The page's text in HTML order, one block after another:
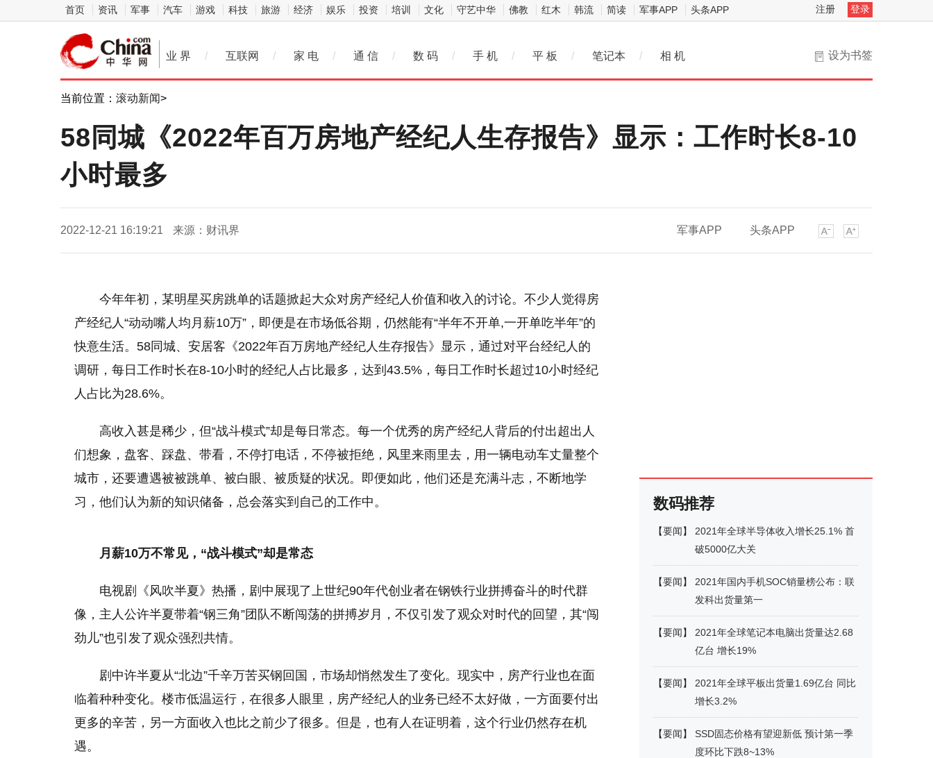
首页 资讯 军事 汽车 游戏 科技 旅游 经济 娱乐 投资 培训 文化 守艺中华 佛教 红木 韩流 简读 军事APP 头条APP 注册 登录
设为书签
业 界 / 互联网 / 家 电 / 通 信 / 数 码 / 手 机 / 平 板 / 笔记本 / 相 机
当前位置： 滚动新闻>
58同城《2022年百万房地产经纪人生存报告》显示：工作时长8-10
小时最多
2022-12-21 16:19:21 来源：财讯界 军事APP 头条APP
今年年初，某明星买房跳单的话题掀起大众对房产经纪人价值和收入的讨论。不少人觉得房
产经纪人“动动嘴人均月薪10万”，即便是在市场低谷期，仍然能有“半年不开单,一开单吃半年”的
快意生活。58同城、安居客《2022年百万房地产经纪人生存报告》显示，通过对平台经纪人的
调研，每日工作时长在8-10小时的经纪人占比最多，达到43.5%，每日工作时长超过10小时经纪
人占比为28.6%。
高收入甚是稀少，但“战斗模式”却是每日常态。每一个优秀的房产经纪人背后的付出超出人
们想象，盘客、踩盘、带看，不停打电话，不停被拒绝，风里来雨里去，用一辆电动车丈量整个
城市，还要遭遇被被跳单、被白眼、被质疑的状况。即便如此，他们还是充满斗志，不断地学
习 ，他们认为新的知识储备，总会落实到自己的工作中。
月薪10万不常见，“战斗模式”却是常态
电视剧《风吹半夏》热播，剧中展现了上世纪90年代创业者在钢铁行业拼搏奋斗的时代群
像，主人公许半夏带着“钢三角”团队不断闯荡的拼搏岁月，不仅引发了观众对时代的回望，其“闯
劲儿”也引发了观众强烈共情。
剧中许半夏从“北边”千辛万苦买钢回国，市场却悄然发生了变化。现实中，房产行业也在面
临着种种变化。楼市低温运行，在很多人眼里，房产经纪人的业务已经不太好做，一方面要付出
更多的辛苦，另一方面收入也比之前少了很多。但是，也有人在证明着，这个行业仍然存在机
遇。
数码推荐
【要闻】
2021年全球半导体收入增长25.1% 首
破5000亿大关
【要闻】
2021年国内手机SOC销量榜公布：联
发科出货量第一
【要闻】
2021年全球笔记本电脑出货量达2.68
亿台 增长19%
【要闻】
2021年全球平板出货量1.69亿台 同比
增长3.2%
【要闻】
SSD固态价格有望迎新低 预计第一季
度环比下跌8~13%